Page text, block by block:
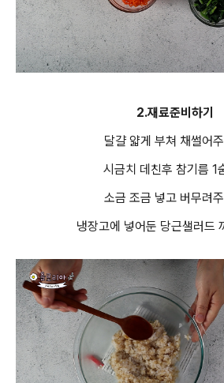
2.재료준비하기
달걀 얇게 부쳐 채썰어
시금치 데친후 참기름 1
소금 조금 넣고 버무려
냉장고에 넣어둔 당근샐러드